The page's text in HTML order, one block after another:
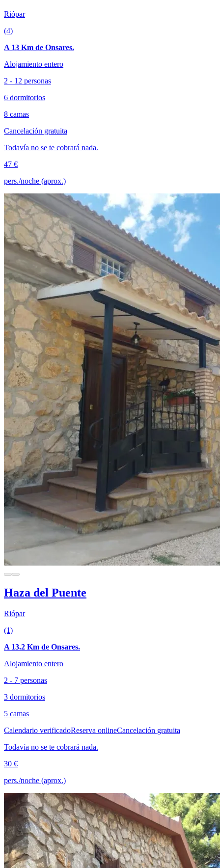
Riópar
(4)
A 13 Km de Onsares.
Alojamiento entero
2 - 12 personas
6 dormitorios
8 camas
Cancelación gratuita
Todavía no se te cobrará nada.
47 €
pers./noche (aprox.)
Haza del Puente
Riópar
(1)
A 13.2 Km de Onsares.
Alojamiento entero
2 - 7 personas
3 dormitorios
5 camas
Calendario verificadoReserva onlineCancelación gratuita
Todavía no se te cobrará nada.
30 €
pers./noche (aprox.)